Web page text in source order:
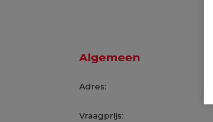
Algemeen
Adres:
Vraagprijs: